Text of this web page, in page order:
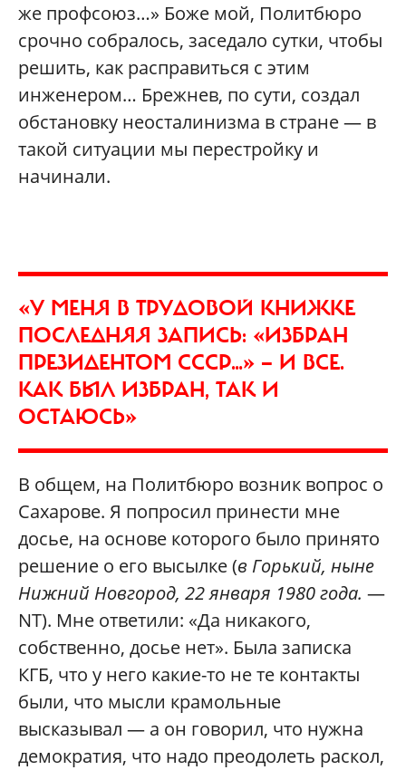
же профсоюз…» Боже мой, Политбюро
срочно собралось, заседало сутки, чтобы
решить, как расправиться с этим
инженером… Брежнев, по сути, создал
обстановку неосталинизма в стране — в
такой ситуации мы перестройку и
начинали.
«У МЕНЯ В ТРУДОВОЙ КНИЖКЕ
ПОСЛЕДНЯЯ ЗАПИСЬ: «ИЗБРАН
ПРЕЗИДЕНТОМ СССР…» — И ВСЕ.
КАК БЫЛ ИЗБРАН, ТАК И
ОСТАЮСЬ»
В общем, на Политбюро возник вопрос о
Сахарове. Я попросил принести мне
досье, на основе которого было принято
решение о его высылке (в Горький, ныне
Нижний Новгород, 22 января 1980 года. —
NT). Мне ответили: «Да никакого,
собственно, досье нет». Была записка
КГБ, что у него какие-то не те контакты
были, что мысли крамольные
высказывал — а он говорил, что нужна
демократия, что надо преодолеть раскол,